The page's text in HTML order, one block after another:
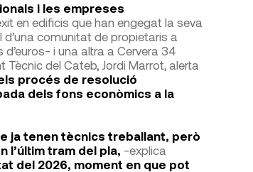
i les empreses
en edificis que han engegat la seva
comunitat de propietaris a
i una altra a Cervera 34
del Cateb, Jordi Marrot, alerta
procés de resolució
dels fons econòmics a la
ja tenen tècnics treballant, però
l’últim tram del pla, -explica
del 2026, moment en que pot